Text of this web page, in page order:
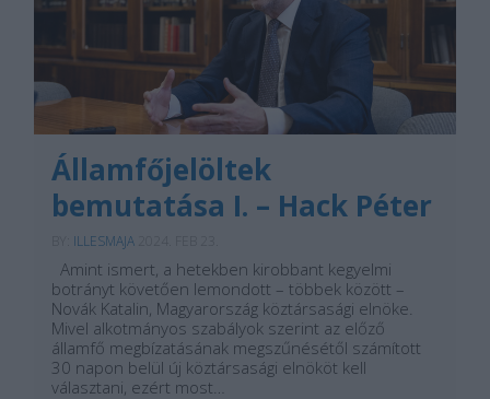
Államfőjelöltek
bemutatása I. – Hack Péter
ILLESMAJA
Amint ismert, a hetekben kirobbant kegyelmi
botrányt követően lemondott – többek között –
Novák Katalin, Magyarország köztársasági elnöke.
Mivel alkotmányos szabályok szerint az előző
államfő megbízatásának megszűnésétől számított
30 napon belül új köztársasági elnököt kell
választani, ezért most…